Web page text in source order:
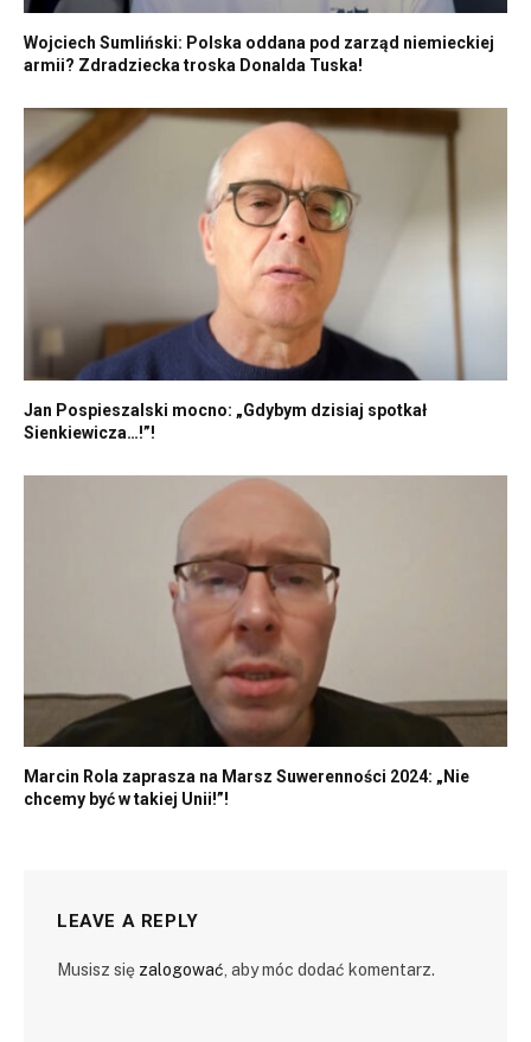
Wojciech Sumliński: Polska oddana pod zarząd niemieckiej
armii? Zdradziecka troska Donalda Tuska!
Jan Pospieszalski mocno: „Gdybym dzisiaj spotkał
Sienkiewicza…!”!
Marcin Rola zaprasza na Marsz Suwerenności 2024: „Nie
chcemy być w takiej Unii!”!
LEAVE A REPLY
Musisz się zalogować, aby móc dodać komentarz.